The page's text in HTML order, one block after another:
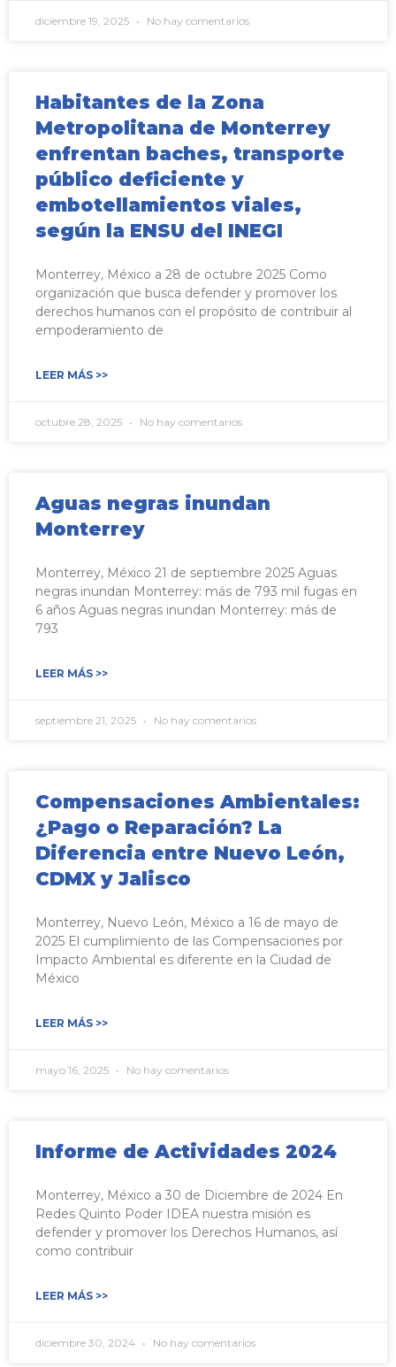
diciembre 19, 2025 No hay comentarios
Habitantes de la Zona
Metropolitana de Monterrey
enfrentan baches, transporte
público deficiente y
embotellamientos viales,
según la ENSU del INEGI
Monterrey, México a 28 de octubre 2025 Como
organización que busca defender y promover los
derechos humanos con el propósito de contribuir al
empoderamiento de
LEER MÁS >>
octubre 28, 2025 No hay comentarios
Aguas negras inundan
Monterrey
Monterrey, México 21 de septiembre 2025 Aguas
negras inundan Monterrey: más de 793 mil fugas en
6 años Aguas negras inundan Monterrey: más de
793
LEER MÁS >>
septiembre 21, 2025 No hay comentarios
Compensaciones Ambientales:
¿Pago o Reparación? La
Diferencia entre Nuevo León,
CDMX y Jalisco
Monterrey, Nuevo León, México a 16 de mayo de
2025 El cumplimiento de las Compensaciones por
Impacto Ambiental es diferente en la Ciudad de
México
LEER MÁS >>
mayo 16, 2025 No hay comentarios
Informe de Actividades 2024
Monterrey, México a 30 de Diciembre de 2024 En
Redes Quinto Poder IDEA nuestra misión es
defender y promover los Derechos Humanos, así
como contribuir
LEER MÁS >>
diciembre 30, 2024 No hay comentarios